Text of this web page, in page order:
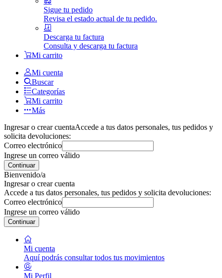
Sigue tu pedido
Revisa el estado actual de tu pedido.
Descarga tu factura
Consulta y descarga tu factura
Mi carrito
Mi cuenta
Buscar
Categorías
Mi carrito
Más
Ingresar o crear cuentaAccede a tus datos personales, tus pedidos y
solicita devoluciones:
Correo electrónico
Ingrese un correo válido
Continuar
Bienvenido/a
Ingresar o crear cuenta
Accede a tus datos personales, tus pedidos y solicita devoluciones:
Correo electrónico
Ingrese un correo válido
Continuar
Mi cuenta
Aquí podrás consultar todos tus movimientos
Mi Perfil